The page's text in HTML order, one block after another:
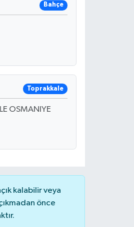
Bahçe
Toprakkale
OSMANIYE
kalabilir veya
önce